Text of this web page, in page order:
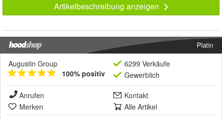
Artikelbeschreibung anzeigen
Platin
Augustin Group
100% positiv
6299 Verkäufe
Gewerblich
Anrufen
Kontakt
Merken
Alle Artikel